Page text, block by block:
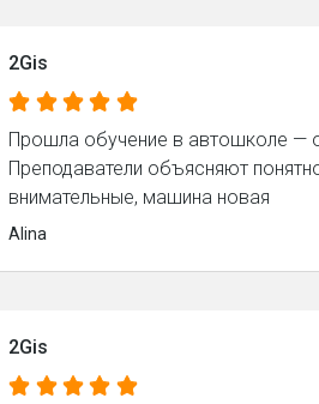
2Gis
Прошла обучение в автошколе —
Преподаватели объясняют
внимательные, машина новая
Alina
2Gis